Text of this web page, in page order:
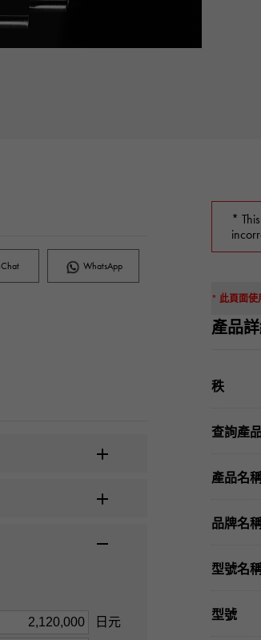
WhatsApp
日元
*
* 此頁面使
產品
秩
查詢產
產品名
品牌名
型號名
型號